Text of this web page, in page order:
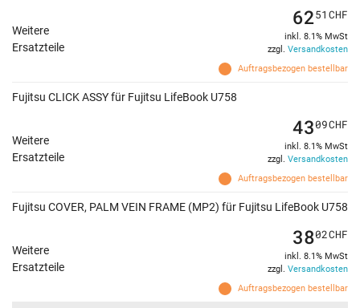
Weitere
Ersatzteile
Auftragsbezogen bestellbar
6251 CHF
inkl. 8.1% MwSt
zzgl. Versandkosten
Fujitsu CLICK ASSY für Fujitsu LifeBook U758
Weitere
Ersatzteile
Auftragsbezogen bestellbar
4309CHF
inkl. 8.1% MwSt
zzgl. Versandkosten
Fujitsu COVER, PALM VEIN FRAME (MP2) für Fujitsu LifeBook U758
Weitere
Ersatzteile
Auftragsbezogen bestellbar
3802CHF
inkl. 8.1% MwSt
zzgl. Versandkosten